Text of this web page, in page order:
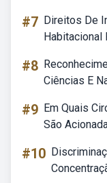
#7 Direitos De
Habitacional
#8
Ciências E
#9 Em Quais
São
#10